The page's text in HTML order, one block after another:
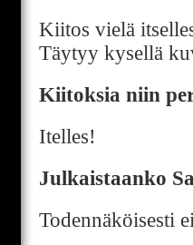
Kiitos vielä
Täytyy kysellä
Kiitoksia niin
Itelles!
Julkaistaanko
Todennäköisesti